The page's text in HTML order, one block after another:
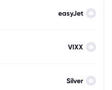
easyJet
VIXX
Silver